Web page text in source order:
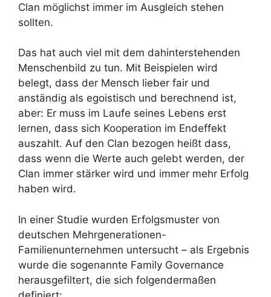
Clan möglichst immer im Ausgleich stehen
sollten.
Das hat auch viel mit dem dahinterstehenden
Menschenbild zu tun. Mit Beispielen wird
belegt, dass der Mensch lieber fair und
anständig als egoistisch und berechnend ist,
aber: Er muss im Laufe seines Lebens erst
lernen, dass sich Kooperation im Endeffekt
auszahlt. Auf den Clan bezogen heißt dass,
dass wenn die Werte auch gelebt werden, der
Clan immer stärker wird und immer mehr Erfolg
haben wird.
In einer Studie wurden Erfolgsmuster von
deutschen Mehrgenerationen-
Familienunternehmen untersucht – als Ergebnis
wurde die sogenannte Family Governance
herausgefiltert, die sich folgendermaßen